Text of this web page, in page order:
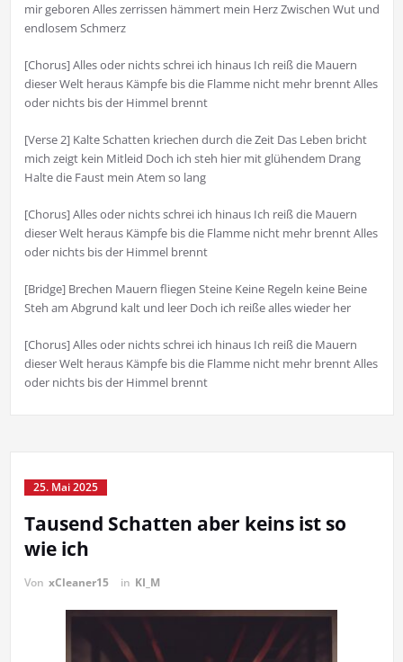
mir geboren Alles zerrissen hämmert mein Herz Zwischen Wut und
endlosem Schmerz
[Chorus] Alles oder nichts schrei ich hinaus Ich reiß die Mauern
dieser Welt heraus Kämpfe bis die Flamme nicht mehr brennt Alles
oder nichts bis der Himmel brennt
[Verse 2] Kalte Schatten kriechen durch die Zeit Das Leben bricht
mich zeigt kein Mitleid Doch ich steh hier mit glühendem Drang
Halte die Faust mein Atem so lang
[Chorus] Alles oder nichts schrei ich hinaus Ich reiß die Mauern
dieser Welt heraus Kämpfe bis die Flamme nicht mehr brennt Alles
oder nichts bis der Himmel brennt
[Bridge] Brechen Mauern fliegen Steine Keine Regeln keine Beine
Steh am Abgrund kalt und leer Doch ich reiße alles wieder her
[Chorus] Alles oder nichts schrei ich hinaus Ich reiß die Mauern
dieser Welt heraus Kämpfe bis die Flamme nicht mehr brennt Alles
oder nichts bis der Himmel brennt
25. Mai 2025
Tausend Schatten aber keins ist so
wie ich
Von xCleaner15 in KI_M